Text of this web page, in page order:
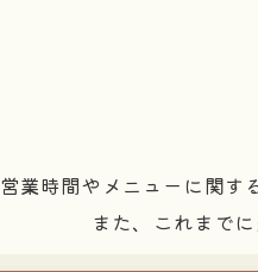
営業時間やメニューに関す
また、これまで